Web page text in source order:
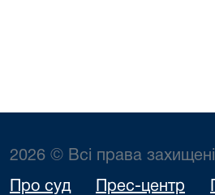
2026 © Всі права захищені
Про суд Прес-центр